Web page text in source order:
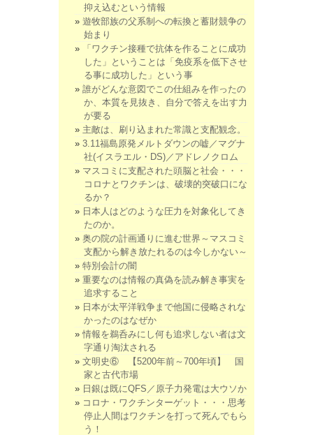
抑え込むという情報
遊牧部族の父系制への転換と蓄財競争の
始まり
「ワクチン接種で抗体を作ることに成功
した」ということは「免疫系を低下させ
る事に成功した」という事
誰がどんな意図でこの仕組みを作ったの
か、本質を見抜き、自分で答えを出す力
が要る
主敵は、刷り込まれた常識と支配観念。
3.11福島原発メルトダウンの嘘／マグナ
社(イスラエル・DS)／アドレノクロム
マスコミに支配された頭脳と社会・・・
コロナとワクチンは、破壊的突破口にな
るか？
日本人はどのような圧力を対象化してき
たのか。
奥の院の計画通りに進む世界～マスコミ
支配から解き放たれるのは今しかない～
特別会計の闇
重要なのは情報の真偽を読み解き事実を
追求すること
日本が太平洋戦争まで他国に侵略されな
かったのはなぜか
情報を鵜呑みにし何も追求しない者は文
字通り淘汰される
文明史⑥ 【5200年前～700年頃】 国
家と古代市場
日銀は既にQFS／原子力発電は大ウソか
コロナ・ワクチンターゲット・・・思考
停止人間はワクチンを打って死んでもら
う！